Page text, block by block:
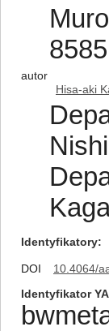
autor
Hisa-aki
Identyfikatory
DOI
10.4064/
Identyfikator